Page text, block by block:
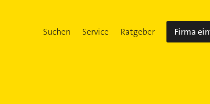
Suchen Service Ratgeber Firma